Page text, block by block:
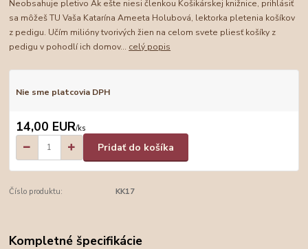
Neobsahuje pletivo Ak ešte niesi členkou Košikárskej knižnice, prihlásiť
sa môžeš TU Vaša Katarína Ameeta Holubová, lektorka pletenia košíkov
z pedigu. Učím milióny tvorivých žien na celom svete pliesť košíky z
pedigu v pohodlí ich domov... celý popis
Nie sme platcovia DPH
14,00 EUR/ks
Pridať do košíka
Číslo produktu: KK17
Kompletné špecifikácie